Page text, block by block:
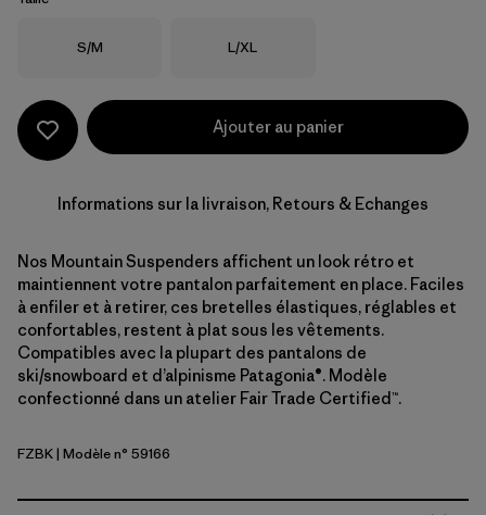
Taille
S/M Taille
L/XL
Ajouter au panier
Informations sur la livraison, Retours & Echanges
Nos Mountain Suspenders affichent un look rétro et
maintiennent votre pantalon parfaitement en place. Faciles
à enfiler et à retirer, ces bretelles élastiques, réglables et
confortables, restent à plat sous les vêtements.
Compatibles avec la plupart des pantalons de
ski/snowboard et d’alpinisme Patagonia®. Modèle
confectionné dans un atelier Fair Trade Certified™.
Fitz Roy Stripe: Black
FZBK| Modèle n° 59166